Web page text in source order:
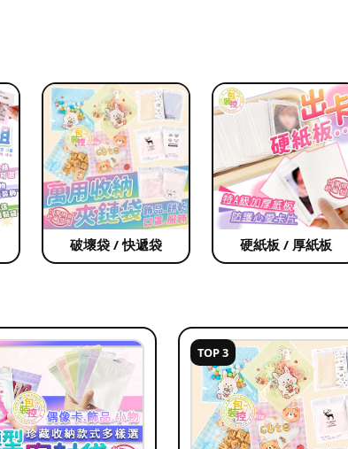
破壞袋 / 快遞袋 硬紙板 / 厚紙板
TOP 3